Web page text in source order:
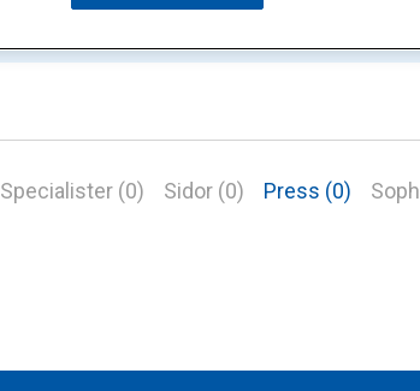
Specialister (0) Sidor (0) Press (0)